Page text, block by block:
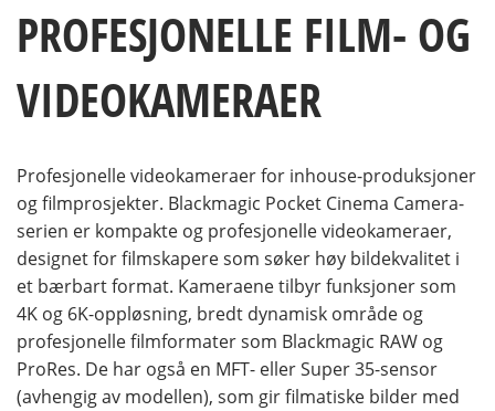
PROFESJONELLE FILM- OG
VIDEOKAMERAER
Profesjonelle videokameraer for inhouse-produksjoner
og filmprosjekter. Blackmagic Pocket Cinema Camera-
serien er kompakte og profesjonelle videokameraer,
designet for filmskapere som søker høy bildekvalitet i
et bærbart format. Kameraene tilbyr funksjoner som
4K og 6K-oppløsning, bredt dynamisk område og
profesjonelle filmformater som Blackmagic RAW og
ProRes. De har også en MFT- eller Super 35-sensor
(avhengig av modellen), som gir filmatiske bilder med